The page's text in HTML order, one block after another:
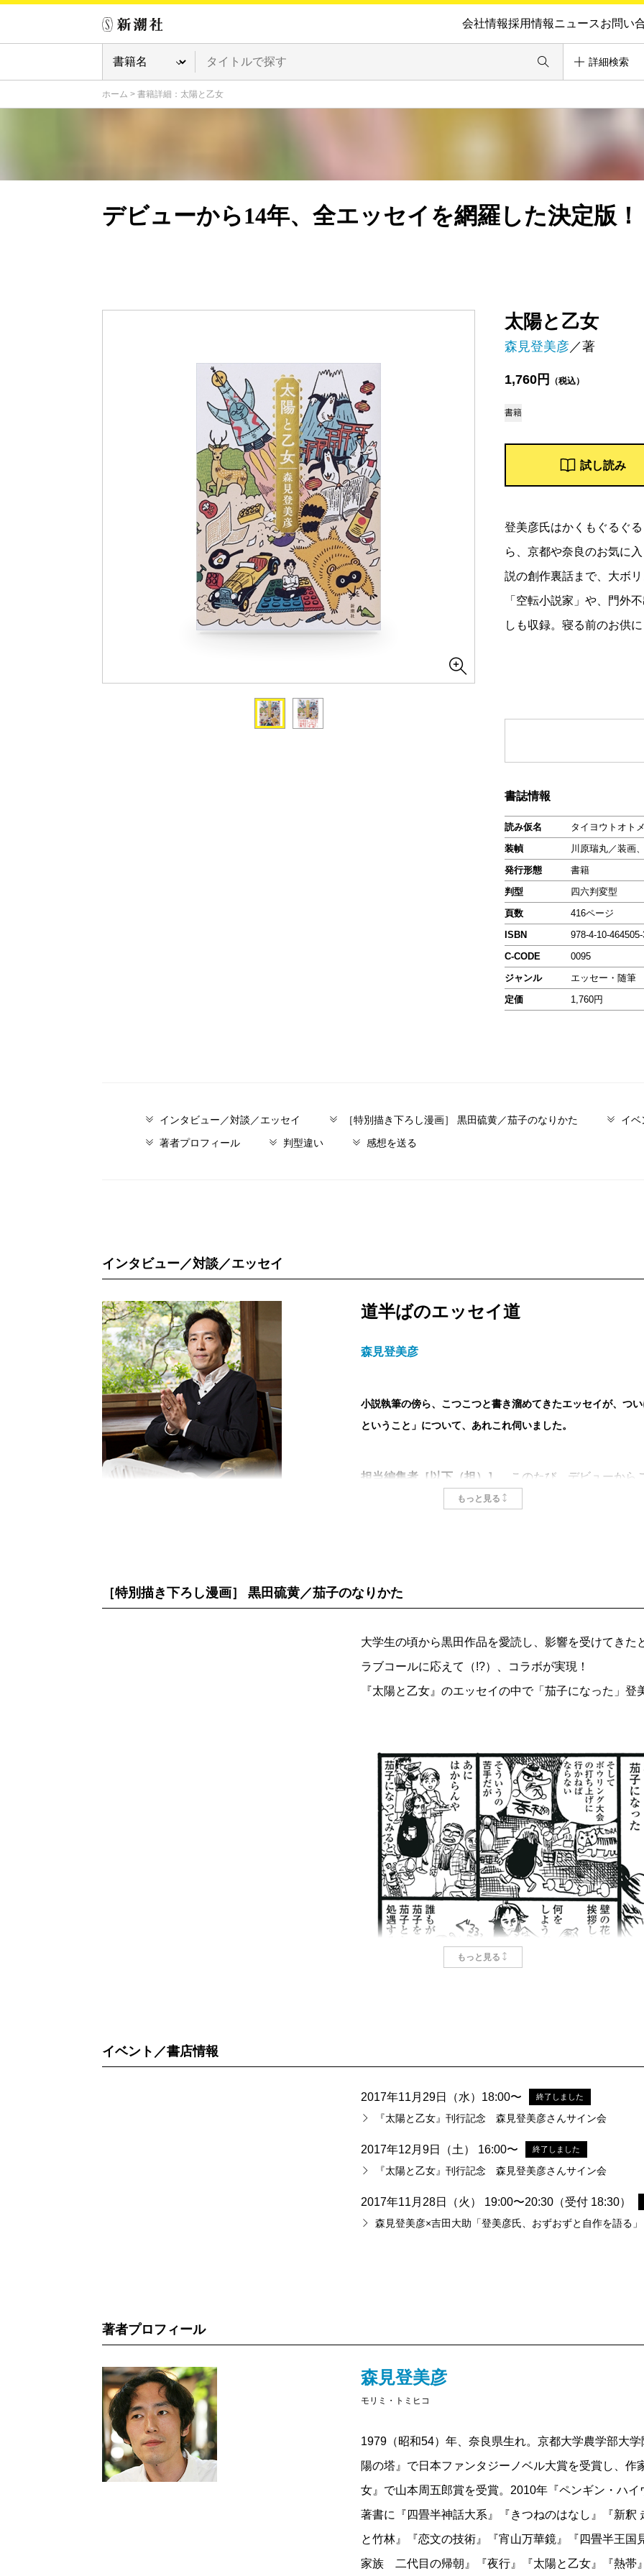
会社情報採用情報ニュースお問い
詳細検索
ホーム > 書籍詳細：太陽と乙女
太陽と乙女
森見登美彦／著
1,760円 （税込）
書籍
試し読み
デビューから14年、全エッセイを網羅した決定版！
登美彦氏はかくもぐるぐ
ら、京都や奈良のお気に
説の創作裏話まで、大ボ
「空転小説家」や、門外
しも収録。寝る前のお供
書誌情報
読み仮名
タイヨウトオトメ
装幀
川原瑞丸／装画
発行形態
書籍
判型
四六判変型
頁数
416ページ
ISBN
978-4-10-
C-CODE
0095
ジャンル
エッセー・随筆
定価
1,760円
インタビュー／対談／エッセイ ［特別描き下ろし漫画］ 黒田硫黄／茄子のなりかた
イベ
著者プロフィール
判型違い 感想を送る
インタビュー／対談／エッセイ
道半ばのエッセイ道
森見登美彦
小説執筆の傍ら、こつこつと書き溜めてきたエッセイが、つ
ということ」について、あれこれ伺いました。
担当編集者［以下（担）］
このたび、デビューから
エッセイが一冊にまとまりました。まとめて読まれて
する……。それは今回やってみてはじめてわかりまし
きゃ」というのが強すぎて、読んでいて痛々しいです
う……。今更修正してもしょうがないのでそのまま載
逆に今は、どうしてもマジメなことを言おうとして
堅苦しくなっちゃって。
（担）何か変化のきっかけのようなものはあるんで
（森）
どうぢゃろう……。東京の仕事場を引き払っ
のかもしれませんが。
（森）時期的にもマジメに悩んでいた頃だったので
（担）とても率直に書かれている印象を受けました
ッセイの中で「嘘をついてすいません」というくだり
は何割くらいが本当なんでしょうか。
たが……。
（担） そ、そんなきっぱりと……。では、ご自身で
（森） うーん……「カレーの魔物」とかでしょうか。
もっと見る
［特別描き下ろし漫画］ 黒田硫黄／茄子のなりかた
大学生の頃から黒田作品を愛読し、影響を受けてきた
ラブコールに応えて（!?）、コラボが実現！
『太陽と乙女』のエッセイの中で「茄子になった」登
もっと見る
イベント／書店情報
2017年11月29日（水）18:00〜 終了しました
『太陽と乙女』刊行記念 森見登美彦さんサイン会
2017年12月9日（土） 16:00〜 終了しました
『太陽と乙女』刊行記念 森見登美彦さんサイン会
2017年11月28日（火） 19:00〜20:30（受付 18:30）
森見登美彦×吉田大助「登美彦氏、おずおずと自作を語る」
著者プロフィール
森見登美彦
モリミ・トミヒコ
1979（昭和54）年、奈良県生れ。京都大学農学部大
陽の塔』で日本ファンタジーノベル大賞を受賞し、
女』で山本周五郎賞を受賞。2010年『ペンギン・ハ
著書に『四畳半神話大系』『きつねのはなし』『新釈
と竹林』『恋文の技術』『宵山万華鏡』『四畳半王
家族 二代目の帰朝』『夜行』『太陽と乙女』『熱帯